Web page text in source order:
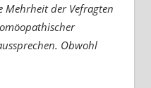
Mehrheit der Vefragten
Obwohl